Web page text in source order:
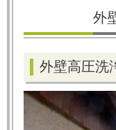
外
外壁高圧洗